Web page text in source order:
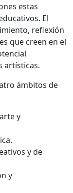
estas
El
reflexión
que creen en el
artísticas.
ámbitos de
y
y de
y